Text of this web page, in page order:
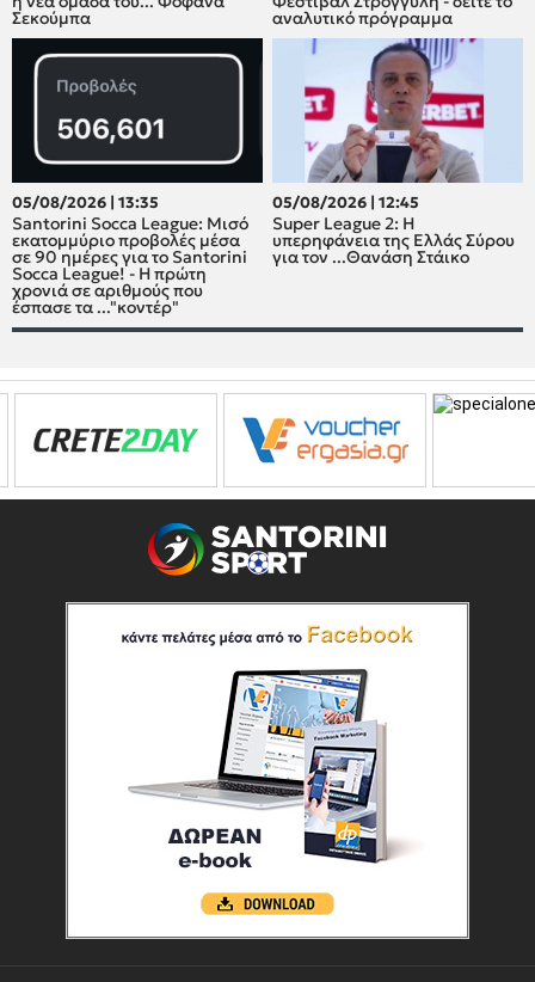
Σεκούμπα αναλυτικό πρόγραμμα
05/08/2026 | 13:35
Santorini Socca League: Μισό
εκατομμύριο προβολές μέσα
σε 90 ημέρες για το Santorini
Socca League! - Η πρώτη
χρονιά σε αριθμούς που
έσπασε τα ..."κοντέρ"
05/08/2026 | 12:45
Super League 2: H
υπερηφάνεια της Ελλάς Σύρου
για τον ...Θανάση Στάικο